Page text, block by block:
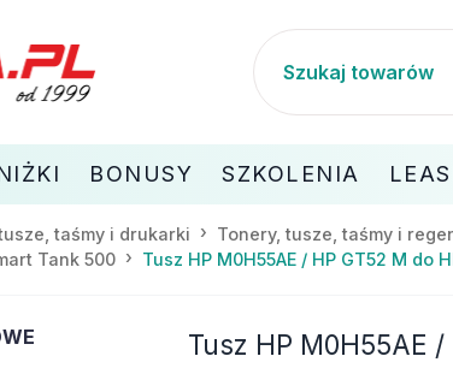
BONUSY SZKOLENIA
taśmy i drukarki Tonery, tusze, taśmy i
Tank 500
Tusz HP M0H55AE / HP GT52 M do
Tusz HP M0H55AE